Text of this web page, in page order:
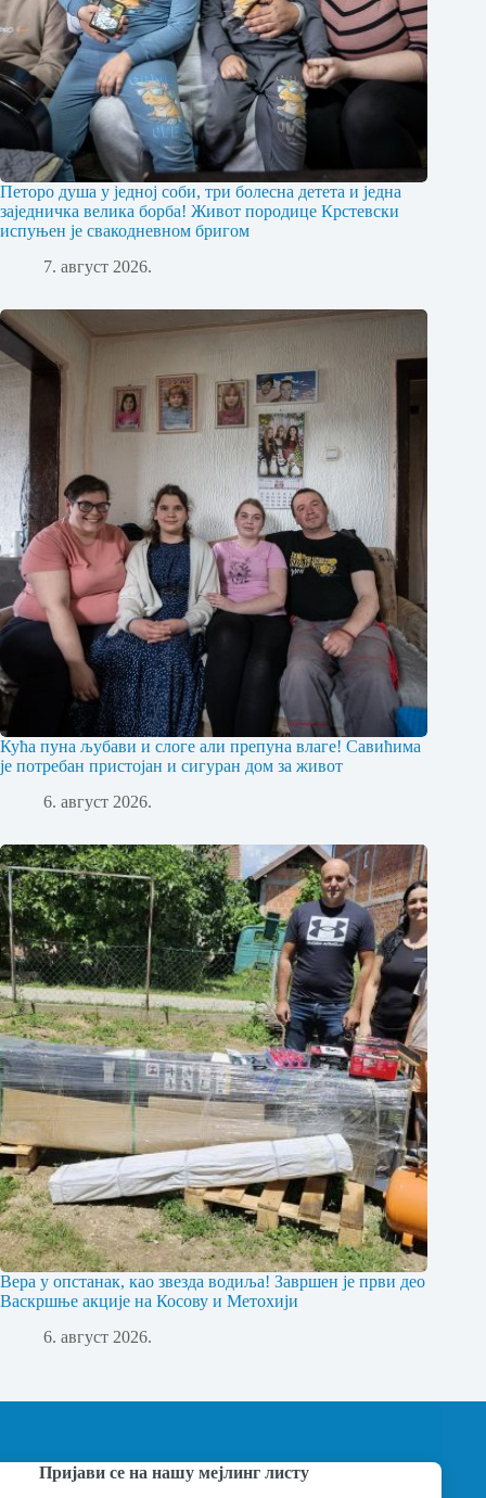
Петоро душа у једној соби, три болесна детета и једна
заједничка велика борба! Живот породице Крстевски
испуњен је свакодневном бригом
7. август 2026.
Кућа пуна љубави и слоге али препуна влаге! Савићима
је потребан пристојан и сигуран дом за живот
6. август 2026.
Вера у опстанак, као звезда водиља! Завршен је први део
Васкршње акције на Косову и Метохији
6. август 2026.
Пријави се на нашу мејлинг листу